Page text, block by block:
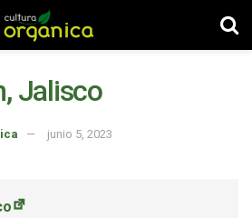
Jalisco
junio 5, 2023